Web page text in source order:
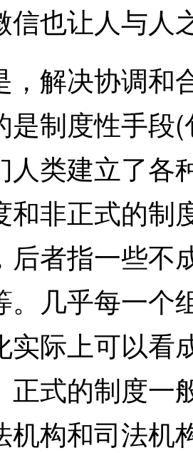
信也让人与人
解决协调和
是制度性手段
人类建立了各
和非正式的制
后者指一些不
。几乎每一个
实际上可以看
正式的制度一
机构和司法机